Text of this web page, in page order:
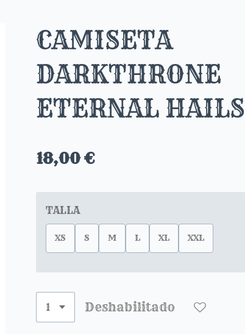
CAMISETA
DARKTHRONE
ETERNAL HAILS
18,00 €
TALLA
XS S M L XL XXL
Deshabilitado